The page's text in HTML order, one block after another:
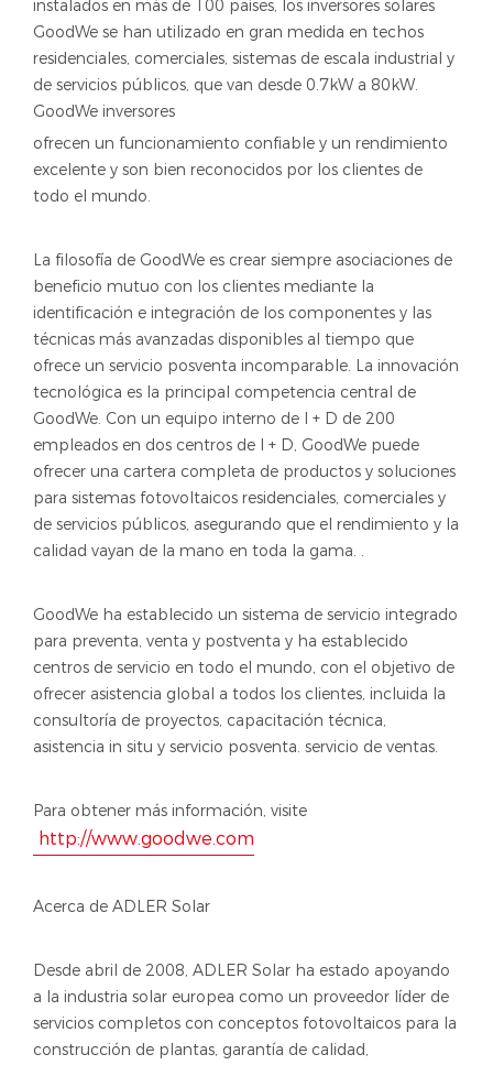
instalados en más de 100 países, los inversores solares
GoodWe se han utilizado en gran medida en techos
residenciales, comerciales, sistemas de escala industrial y
de servicios públicos, que van desde 0.7kW a 80kW.
GoodWe inversores
ofrecen un funcionamiento confiable y un rendimiento
excelente y son bien reconocidos por los clientes de
todo el mundo.
La filosofía de GoodWe es crear siempre asociaciones de
beneficio mutuo con los clientes mediante la
identificación e integración de los componentes y las
técnicas más avanzadas disponibles al tiempo que
ofrece un servicio posventa incomparable. La innovación
tecnológica es la principal competencia central de
GoodWe. Con un equipo interno de I + D de 200
empleados en dos centros de I + D, GoodWe puede
ofrecer una cartera completa de productos y soluciones
para sistemas fotovoltaicos residenciales, comerciales y
de servicios públicos, asegurando que el rendimiento y la
calidad vayan de la mano en toda la gama. .
GoodWe ha establecido un sistema de servicio integrado
para preventa, venta y postventa y ha establecido
centros de servicio en todo el mundo, con el objetivo de
ofrecer asistencia global a todos los clientes, incluida la
consultoría de proyectos, capacitación técnica,
asistencia in situ y servicio posventa. servicio de ventas.
Para obtener más información, visite
http://www.goodwe.com
Acerca de ADLER Solar
Desde abril de 2008, ADLER Solar ha estado apoyando
a la industria solar europea como un proveedor líder de
servicios completos con conceptos fotovoltaicos para la
construcción de plantas, garantía de calidad,